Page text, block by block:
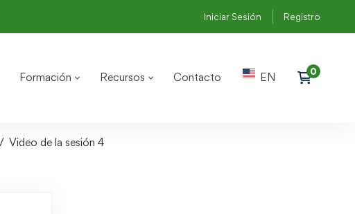
Iniciar Sesión Registro
Formación Recursos Contacto EN
Video de la sesión 4